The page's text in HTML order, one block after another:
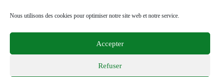
Nous utilisons des cookies pour optimiser notre site web et notre service.
Accepter
Refuser
Livraison rapide - Retrait magasin - Paiement